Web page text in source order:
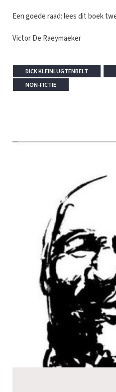
Een goede raad: lees dit boek
Victor De Raeymaeker
DICK KLEINLUGTENBELT
NON-FICTIE